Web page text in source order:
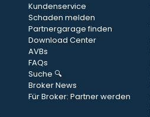
Kundenservice
Schaden melden
Partnergarage finden
Download Center
AVBs
FAQs
Suche 🔍
Broker News
Für Broker: Partner werden